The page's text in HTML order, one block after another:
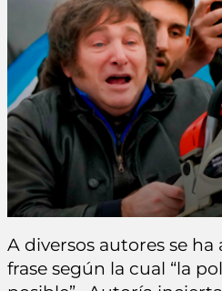
A diversos autores se
frase según la cual “la